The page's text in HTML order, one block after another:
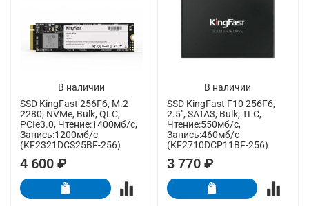
В наличии
SSD KingFast 256Гб, M.2
2280, NVMe, Bulk, QLC,
PCIe3.0, Чтение:1400мб/с,
Запись:1200мб/с
(KF2321DCS25BF-256)
4 600 ₽
В наличии
SSD KingFast F10 256Гб,
2.5", SATA3, Bulk, TLC,
Чтение:550мб/с,
Запись:460мб/с
(KF2710DCP11BF-256)
3 770 ₽